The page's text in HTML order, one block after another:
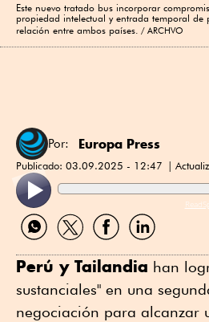
Este nuevo tratado bus incorporar
propiedad intelectual y entrada temporal de
relación entre ambos países.
ARCHVO
Por: Europa Press
Publicado: 03.09.2025 - 12:47
Compartir
por
Compartir
por
Compartir
por
Compartir
por
Perú y Tailandia han
sustanciales" en una
negociación para alcanzar